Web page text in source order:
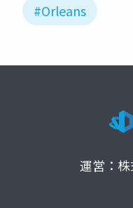
#Orleans
運営：